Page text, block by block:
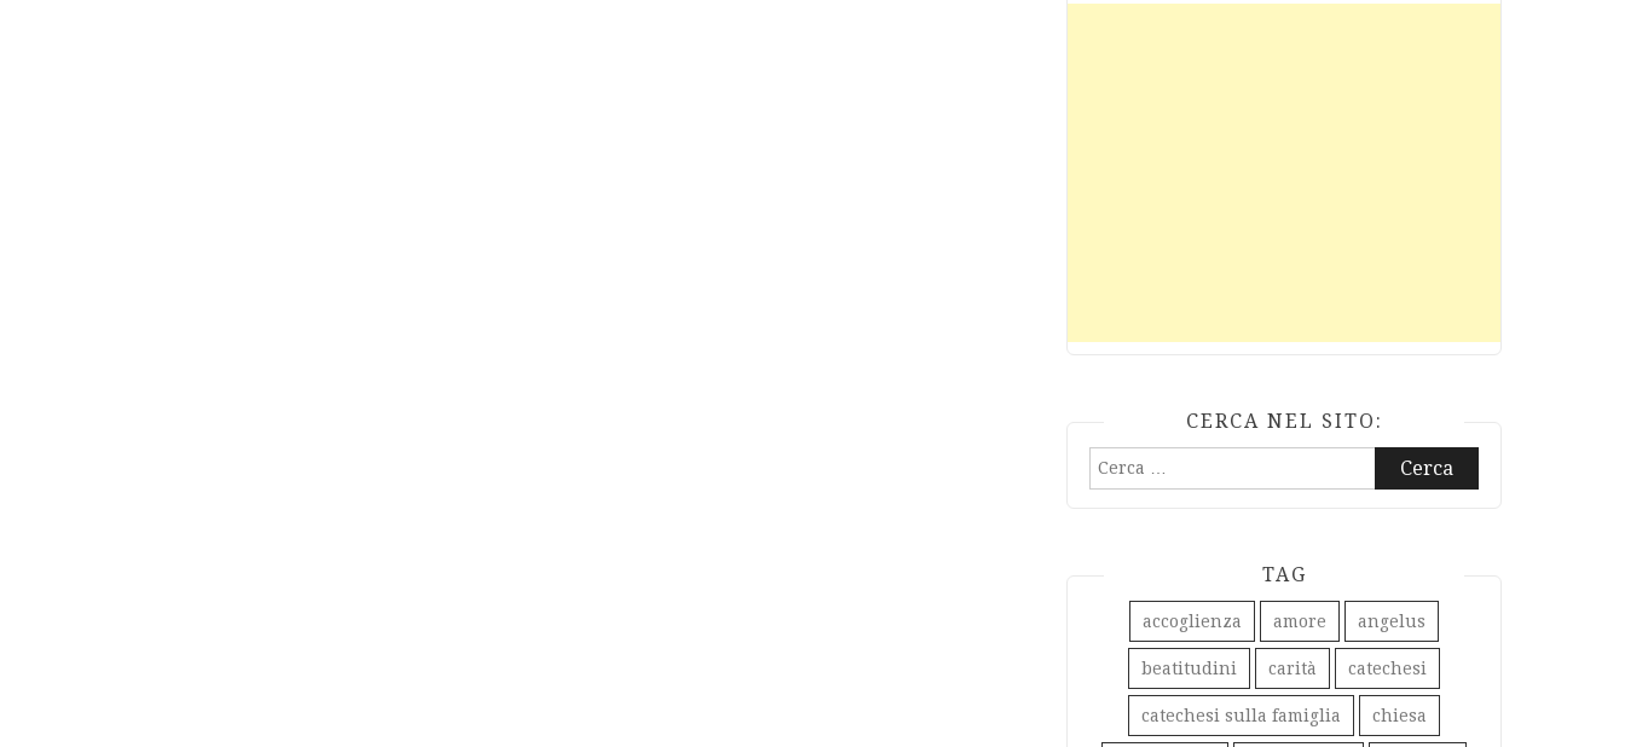
CERCA NEL SITO:
Ricerca
TAG
accoglienza amore angelus
beatitudini carità catechesi
catechesi sulla famiglia chiesa